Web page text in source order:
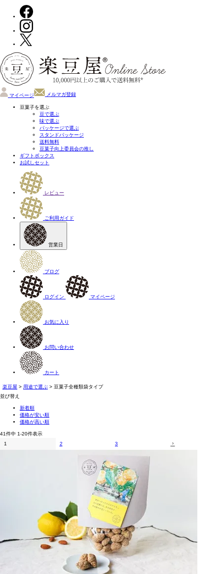
マイページ メルマガ登録
豆菓子を選ぶ
豆で選ぶ
味で選ぶ
パッケージで選ぶ
スタンドパッケージ
送料無料
豆菓子向上委員会の推し
ギフトボックス
お試しセット
レビュー
ご利用ガイド
営業日
ブログ
ログイン マイページ
お気に入り
お問い合わせ
カート
楽豆屋 用途で選ぶ
豆菓子全種類袋タイプ
並び替え
新着順
価格が安い順
価格が高い順
41件中 1-20件表示
1
2 3